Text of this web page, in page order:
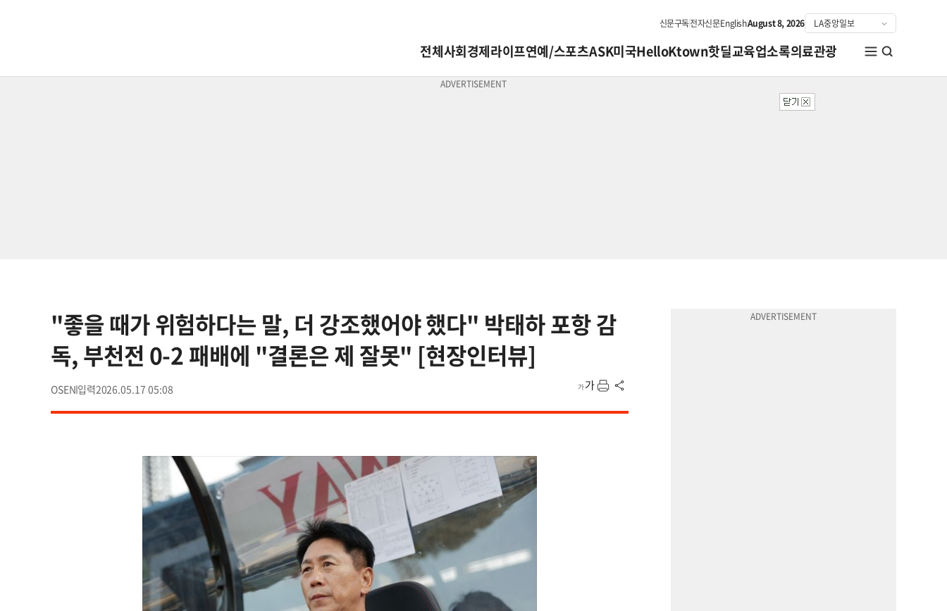
신문구독전자신문EnglishAugust 8, 2026
전체사회경제라이프연예/스포츠ASK미국HelloKtown핫딜교육업소록의료관광
"좋을 때가 위험하다는 말, 더 강조했어야 했다" 박태하 포항 감
독, 부천전 0-2 패배에 "결론은 제 잘못" [현장인터뷰]
OSEN 2026.05.17 05:08